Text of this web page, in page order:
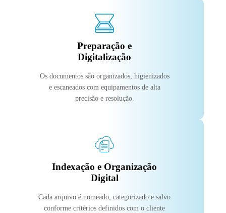
Preparação e
Digitalização
Os documentos são organizados, higienizados
e escaneados com equipamentos de alta
precisão e resolução.
Indexação e Organização
Digital
Cada arquivo é nomeado, categorizado e salvo
conforme critérios definidos com o cliente